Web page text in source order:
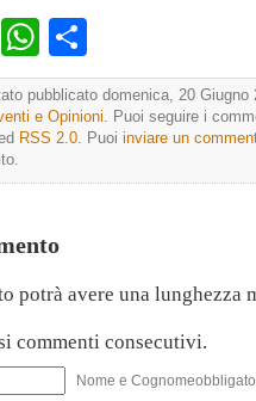
EmailWhatsApp
pubblicato domenica, 20 Giugno
e Opinioni. Puoi seguire i
RSS 2.0. Puoi inviare un
potrà avere una lunghezza
commenti consecutivi.
Nome e